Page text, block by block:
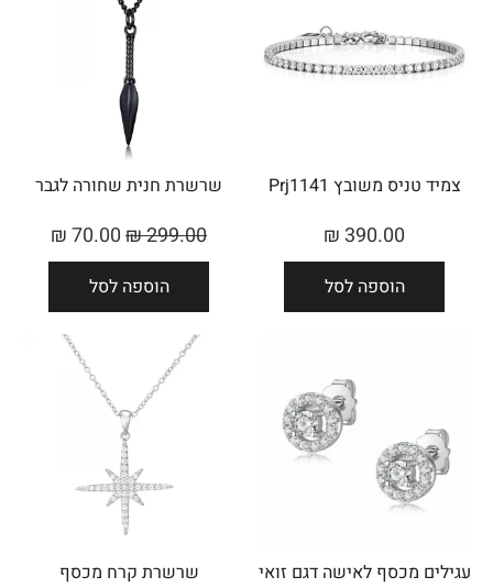
צמיד טניס משובץ Prj1141
390.00
₪
הוספה לסל
שרשרת חנית שחורה לגבר
299.00
₪
70.00
₪
הוספה לסל
עגילים מכסף לאישה דגם זואי שרשרת קרח מכסף